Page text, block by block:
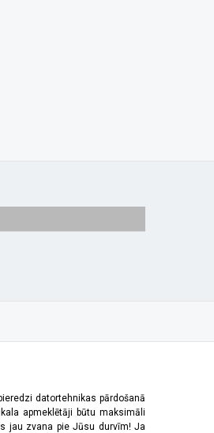
datortehnikas pārdošanā
apmeklētāji būtu maksimāli
jau zvana pie Jūsu durvīm! Ja